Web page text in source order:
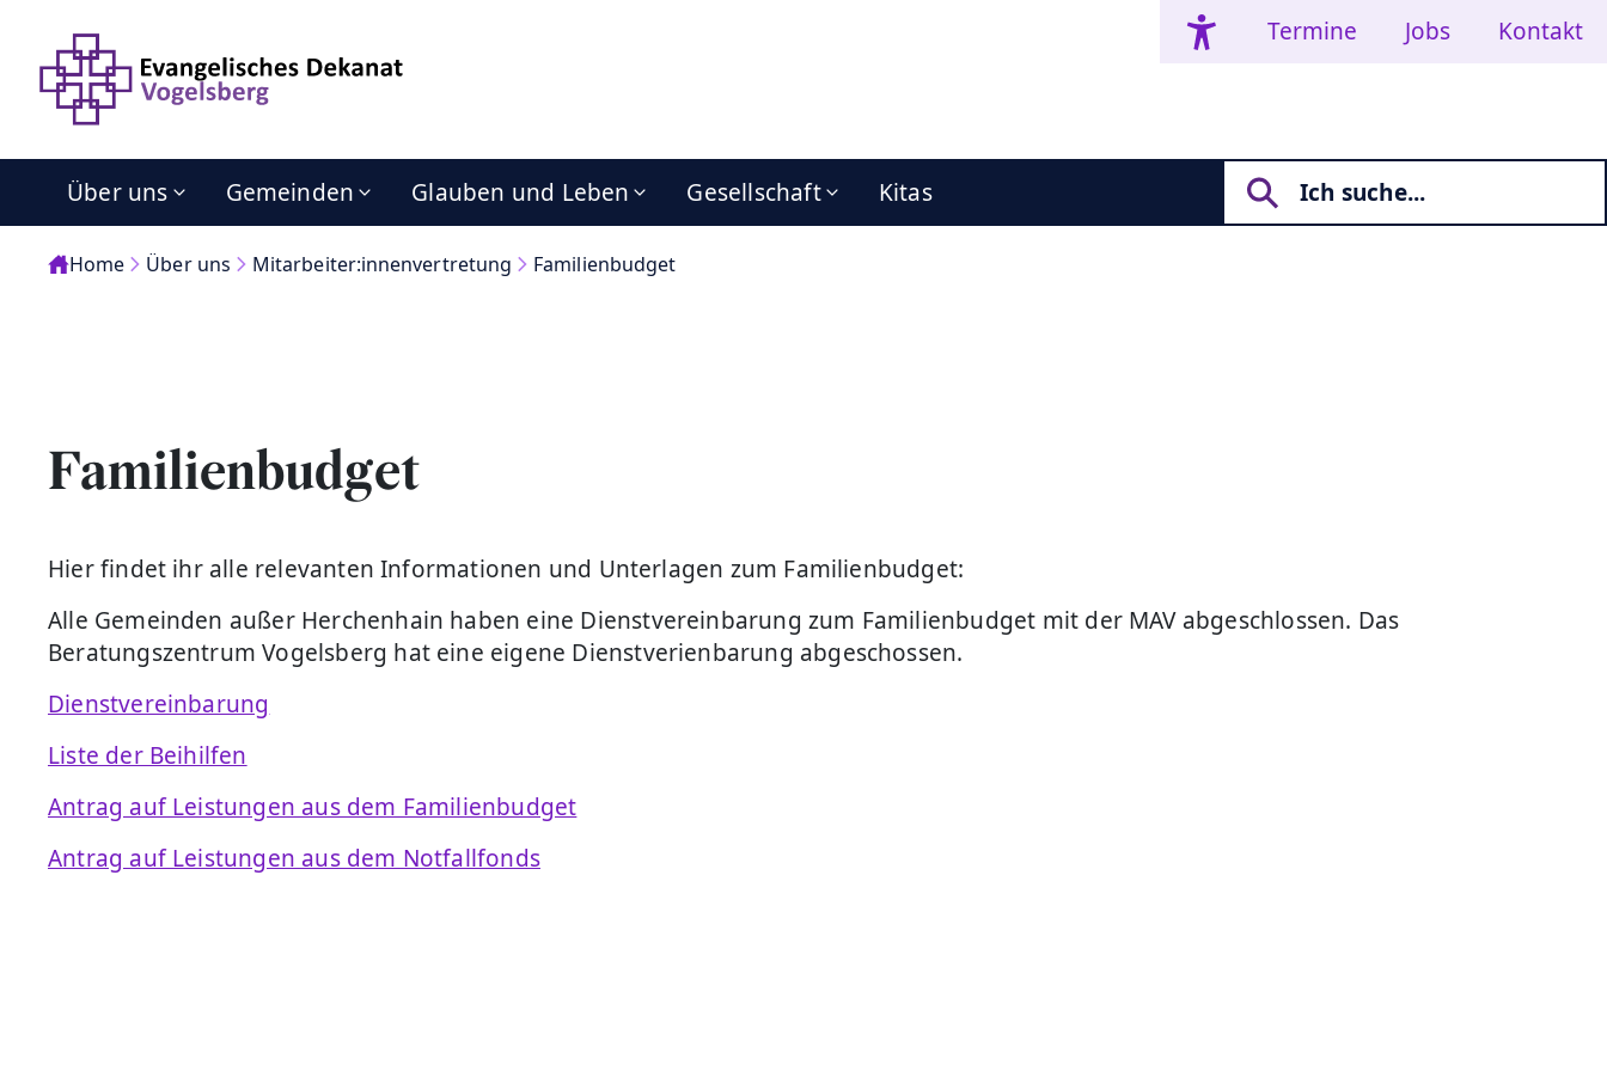
Termine Jobs Kontakt
Über uns Gemeinden Glauben und Leben Gesellschaft Kitas
Home Über uns Mitarbeiter:innenvertretung Familienbudget
Familienbudget
Hier findet ihr alle relevanten Informationen und Unterlagen zum Familienbudget:
Alle Gemeinden außer Herchenhain haben eine Dienstvereinbarung zum Familienbudget mit der MAV abgeschlossen. Das
Beratungszentrum Vogelsberg hat eine eigene Dienstverienbarung abgeschossen.
Dienstvereinbarung
Liste der Beihilfen
Antrag auf Leistungen aus dem Familienbudget
Antrag auf Leistungen aus dem Notfallfonds